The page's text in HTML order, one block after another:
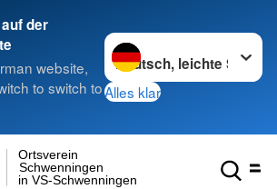
der
website,
to switch to
Sprache wechseln zu
Alles klar
in VS-Schwenningen
Schwenningen
Ortsverein